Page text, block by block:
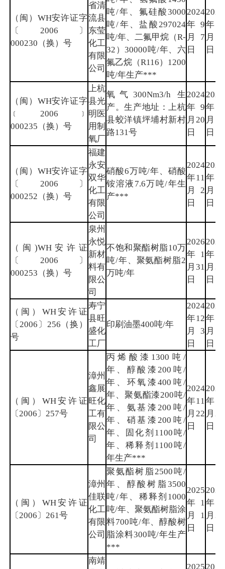
（闽）WH安许证字
〔2006〕
000230（换）号
省清
流县
东莹
化工
有限
公司
吨/年、氟硅酸3000
吨/年、盐酸297024
吨/年、二氟甲烷（R-
32）30000吨/年、六
氟乙烷（R116）1200
吨/年生产***
2024
年9
月7
日
2027
年9
月6
日
（闽）WH安许证字
﹝2006﹞
000235（换）号
上杭
县光
明医
用制
氧厂
氧气300Nm3/h 生
产。生产地址：上杭
县蛟洋镇坪埔村新村
路131号
2024
年9
月20
日
2027
年9
月16
日
（闽）WH安许证字
〔2006〕
000252（换）号
福建
永安
双华
化工
有限
公司
硝酸6万吨/年、硝酸
铵溶液7.6万吨/年生
产***
2024
年11
月2
日
2027
年11
月1
日
（闽)WH安许证
〔2006〕
000253（换）号
泉州
永悦
新材
料有
限公
司
不饱和聚酯树脂10万
吨/年、聚氨酯树脂2
万吨/年
2026
年1
月31
日
2027
年1
月31
日
（闽）WH安许证
〔2006〕256（换）
号
寿宁
县旺
盛化
工厂
印刷油墨400吨/年
2024
年12
月3
日
2027
年12
月2
日
（闽）WH安许证
〔2006〕257号
漳州
鑫展
旺化
工有
限公
司
丙烯酸漆1300吨/
年、醇酸漆200吨/
年、环氧漆400吨/
年、聚氨酯漆200吨/
年、氨基漆200吨/
年、硝基漆200吨/
年、固化剂1100吨/
年、稀释剂1100吨/
年生产***
2024
年11
月22
日
2027
年11
月21
日
（闽）WH安许证
〔2006〕261号
漳州
佳联
化工
有限
公司
聚氨酯树脂2500吨/
年、醇酸树脂3500
吨/年、稀释剂1000
吨/年、聚氨酯树脂涂
料700吨/年、醇酸树
脂涂料300吨/年生产
***
2025
年1
月1
日
2027
年12
月31
日
南靖
20252028